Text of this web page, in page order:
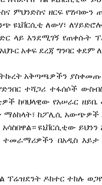
ምህንድስና ዘርፍ የገነባውን
ዩኒቨርሲቲ ለውሃ፣
ላይ እንደሚገኝ የጠቀሱት
አቀፍ ደረጃ ግንባር ቀደም
አቅጣጫዎችን ያስቀመጡ
ተሻጋሪ ተፋሰሶች
ከባህላዊው የአሠራር ዘይቤ
ማዕከላት፣ ከፖሊሲ አውጭዎች
አሳስበዋል። ዩኒቨርሲቲው ይህንን
ተመራማሪዎችን በአዲስ እይታ
ፕሬዝደንት ዶክተር ተክሉ